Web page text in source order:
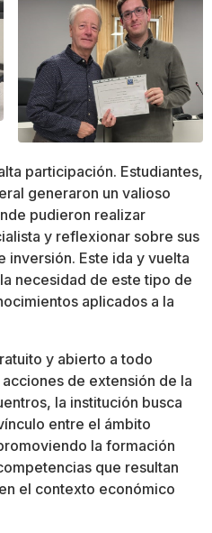
participación. Estudiantes,
generaron un valioso
pudieron realizar
y reflexionar sobre sus
inversión. Este ida y vuelta
necesidad de este tipo de
aplicados a la
y abierto a todo
de extensión de la
la institución busca
entre el ámbito
la formación
que resultan
el contexto económico